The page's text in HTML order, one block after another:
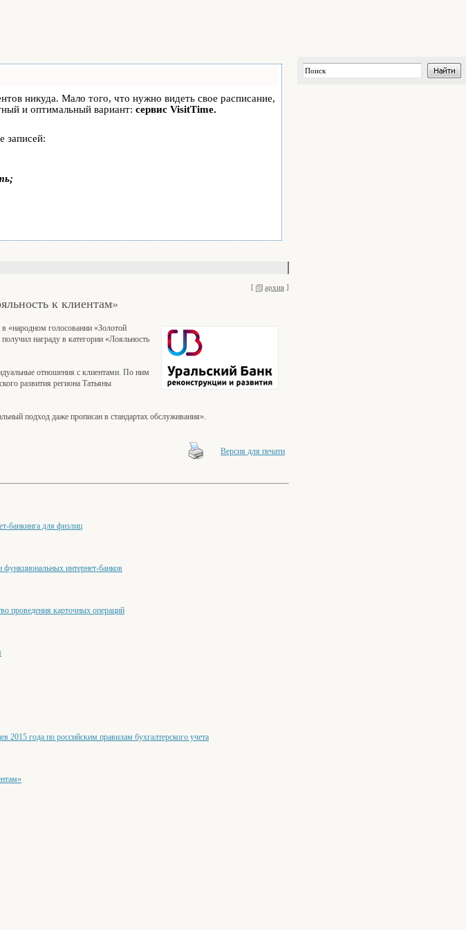
никуда. Мало того, что нужно видеть свое расписание,
и оптимальный вариант: сервис VisitTime.
записей:
[ архив ]
к клиентам»
«народном голосовании «Золотой
награду в категории «Лояльность
отношения с клиентами. По ним
развития региона Татьяны
подход даже прописан в стандартах обслуживания».
Версия для печати
банкинга для физлиц
интернет-банков
проведения карточных операций
2015 года по российским правилам бухгалтерского учета